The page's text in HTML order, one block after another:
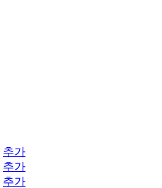
추가
추가
추가